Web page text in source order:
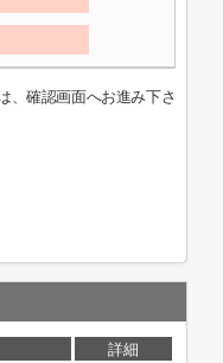
、確認画面へお進み下さ
詳細